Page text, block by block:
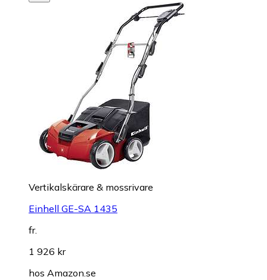
Vertikalskärare & mossrivare
Einhell GE-SA 1435
fr.
1 926 kr
hos Amazon.se